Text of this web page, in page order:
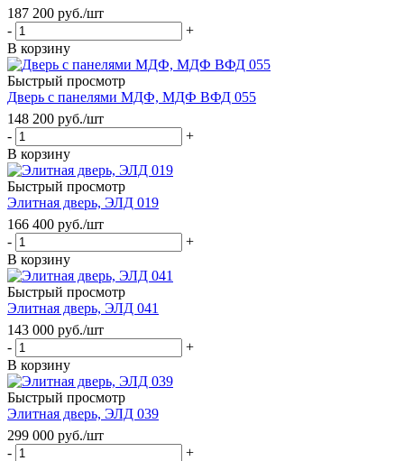
187 200 руб./шт
-
+
В корзину
Быстрый просмотр
Дверь с панелями МДФ, МДФ ВФД 055
148 200 руб./шт
-
+
В корзину
Быстрый просмотр
Элитная дверь, ЭЛД 019
166 400 руб./шт
-
+
В корзину
Быстрый просмотр
Элитная дверь, ЭЛД 041
143 000 руб./шт
-
+
В корзину
Быстрый просмотр
Элитная дверь, ЭЛД 039
299 000 руб./шт
-
+